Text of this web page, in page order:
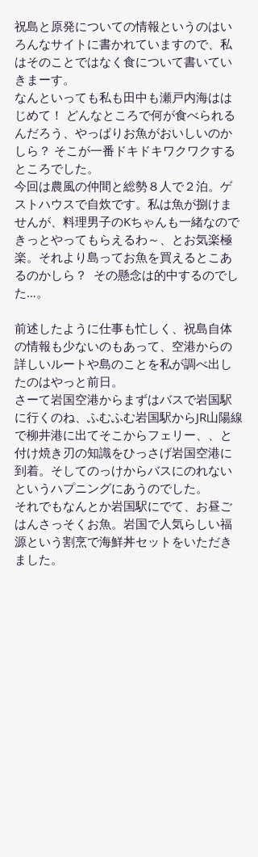
祝島と原発についての情報というのはい
ろんなサイトに書かれていますので、私
はそのことではなく食について書いてい
きまーす。
なんといっても私も田中も瀬戸内海はは
じめて！ どんなところで何が食べられる
んだろう、やっぱりお魚がおいしいのか
しら？ そこが一番ドキドキワクワクする
ところでした。
今回は農風の仲間と総勢８人で２泊。ゲ
ストハウスで自炊です。私は魚が捌けま
せんが、料理男子のKちゃんも一緒なので
きっとやってもらえるわ～、とお気楽極
楽。それより島ってお魚を買えるとこあ
るのかしら？  その懸念は的中するのでし
た…。
前述したように仕事も忙しく、祝島自体
の情報も少ないのもあって、空港からの
詳しいルートや島のことを私が調べ出し
たのはやっと前日。
さーて岩国空港からまずはバスで岩国駅
に行くのね、ふむふむ岩国駅からJR山陽線
で柳井港に出てそこからフェリー、、と
付け焼き刃の知識をひっさげ岩国空港に
到着。そしてのっけからバスにのれない
というハプニングにあうのでした。
それでもなんとか岩国駅にでて、お昼ご
はんさっそくお魚。岩国で人気らしい福
源という割烹で海鮮丼セットをいただき
ました。